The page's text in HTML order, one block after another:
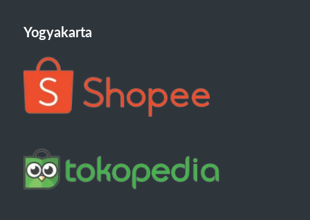
Yogyakarta